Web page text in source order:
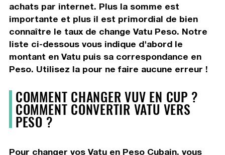
achats par internet. Plus la somme est
importante et plus il est primordial de bien
connaître le taux de change Vatu Peso. Notre
liste ci-dessous vous indique d'abord le
montant en Vatu puis sa correspondance en
Peso. Utilisez la pour ne faire aucune erreur !
COMMENT CHANGER VUV EN CUP ?
COMMENT CONVERTIR VATU VERS
PESO ?
Pour changer vos Vatu en Peso Cubain, vous